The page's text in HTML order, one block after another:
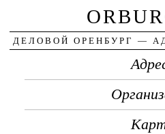
ДЕЛОВОЙ ОРЕНБУРГ —